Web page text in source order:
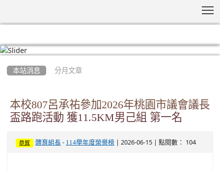
本站消息 分月文章
本校807呂承祐參加2026年桃園市議會議長
盃路跑活動 獲11.5KM男己組 第一名
恭賀 體育組長 - 114學年度榮譽榜 | 2026-06-15 | 點閱數： 104